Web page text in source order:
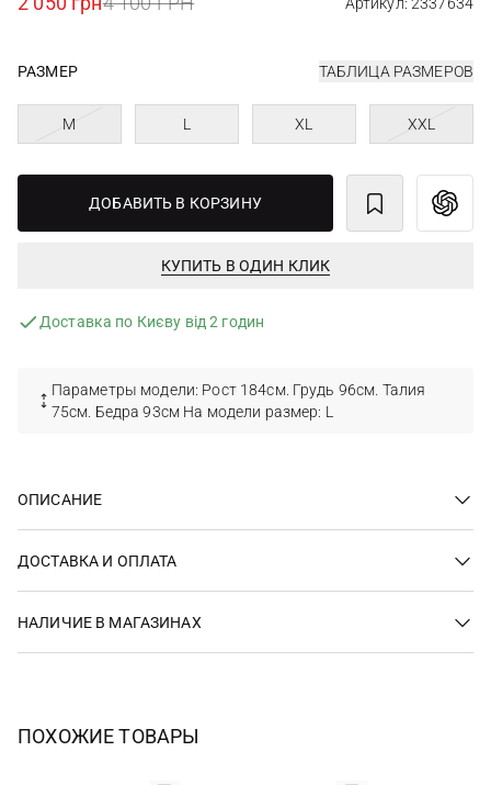
РАЗМЕР ТАБЛИЦА РАЗМЕРОВ
M L XL XXL
ДОБАВИТЬ В КОРЗИНУ
КУПИТЬ В ОДИН КЛИК
Доставка по Києву від 2 годин
Параметры модели: Рост 184см. Грудь 96см. Талия
75см. Бедра 93см На модели размер: L
ОПИСАНИЕ
ДОСТАВКА И ОПЛАТА
НАЛИЧИЕ В МАГАЗИНАХ
ПОХОЖИЕ ТОВАРЫ